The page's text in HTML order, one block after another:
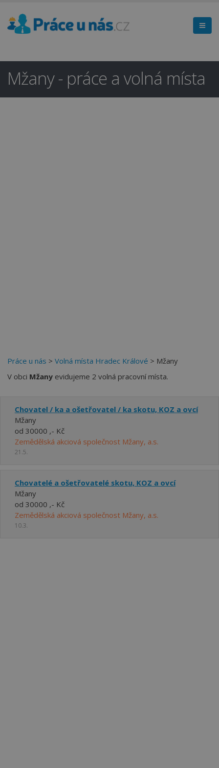
Mžany - práce a volná místa
Práce u nás > Volná místa Hradec Králové > Mžany
V obci Mžany evidujeme 2 volná pracovní místa.
Chovatel / ka a ošetřovatel / ka skotu, KOZ a ovcí
Mžany
od 30000 ,- Kč
Zemědělská akciová společnost Mžany, a.s.
21.5.
Chovatelé a ošetřovatelé skotu, KOZ a ovcí
Mžany
od 30000 ,- Kč
Zemědělská akciová společnost Mžany, a.s.
10.3.